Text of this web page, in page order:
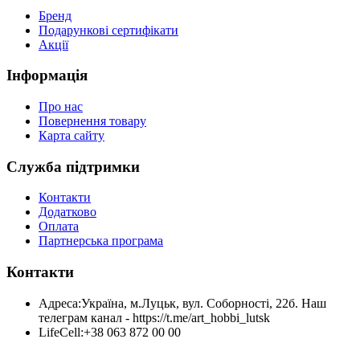
Бренд
Подарункові сертифікати
Акції
Інформація
Про нас
Повернення товару
Карта сайту
Служба підтримки
Контакти
Додатково
Оплата
Партнерська програма
Контакти
Адреса:Україна, м.Луцьк, вул. Соборності, 22б. Наш
телеграм канал - https://t.me/art_hobbi_lutsk
LifeCell:+38 063 872 00 00